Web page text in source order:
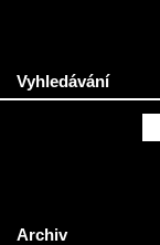
Vyhledávání
Archiv